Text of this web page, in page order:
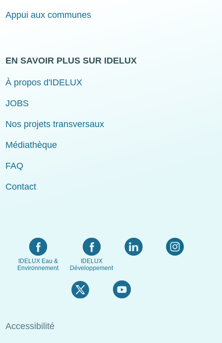
Appui aux communes
EN SAVOIR PLUS SUR IDELUX
À propos d'IDELUX
JOBS
Nos projets transversaux
Médiathèque
FAQ
Contact
IDELUX Eau &
Environnement
IDELUX
Développement
Menu
Accessibilité